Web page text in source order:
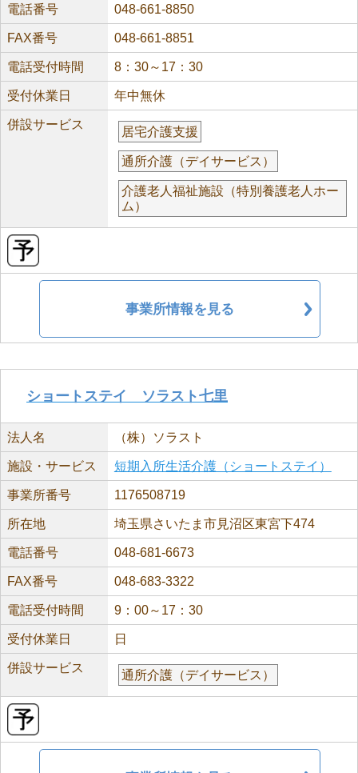
電話番号 048-661-8850
FAX番号 048-661-8851
電話受付時間 8：30～17：30
受付休業日 年中無休
併設サービス
居宅介護支援
通所介護（デイサービス）
介護老人福祉施設（特別養護老人ホー
ム）
事業所情報を見る
ショートステイ ソラスト七里
法人名 （株）ソラスト
施設・サービス 短期入所生活介護（ショートステイ）
事業所番号 1176508719
所在地 埼玉県さいたま市見沼区東宮下474
電話番号 048-681-6673
FAX番号 048-683-3322
電話受付時間 9：00～17：30
受付休業日 日
併設サービス
通所介護（デイサービス）